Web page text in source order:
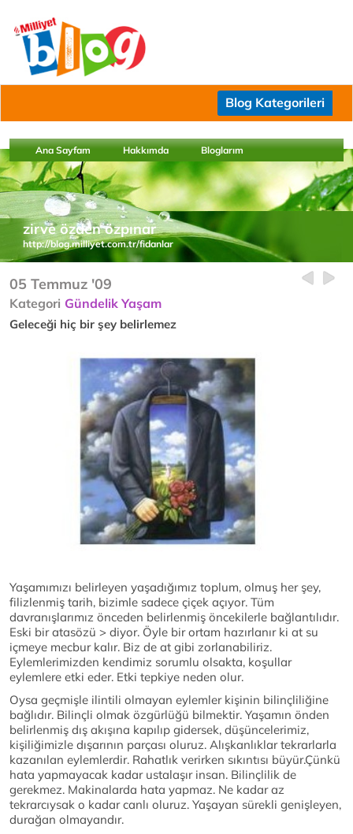
Blog Kategorileri
Ana Sayfam Hakkımda Bloglarım
zirve özden özpınar
http://blog.milliyet.com.tr/fidanlar
05 Temmuz '09
Kategori Gündelik Yaşam
Geleceği hiç bir şey belirlemez
Yaşamımızı belirleyen yaşadığımız toplum, olmuş her şey,
filizlenmiş tarih, bizimle sadece çiçek açıyor. Tüm
davranışlarımız önceden belirlenmiş öncekilerle bağlantılıdır.
Eski bir atasözü > diyor. Öyle bir ortam hazırlanır ki at su
içmeye mecbur kalır. Biz de at gibi zorlanabiliriz.
Eylemlerimizden kendimiz sorumlu olsakta, koşullar
eylemlere etki eder. Etki tepkiye neden olur.
Oysa geçmişle ilintili olmayan eylemler kişinin bilinçliliğine
bağlıdır. Bilinçli olmak özgürlüğü bilmektir. Yaşamın önden
belirlenmiş dış akışına kapılıp gidersek, düşüncelerimiz,
kişiliğimizle dışarının parçası oluruz. Alışkanlıklar tekrarlarla
kazanılan eylemlerdir. Rahatlık verirken sıkıntısı büyür.Çünkü
hata yapmayacak kadar ustalaşır insan. Bilinçlilik de
gerekmez. Makinalarda hata yapmaz. Ne kadar az
tekrarcıysak o kadar canlı oluruz. Yaşayan sürekli genişleyen,
durağan olmayandır.